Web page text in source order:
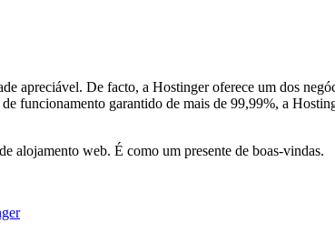
apreciável. De facto, a Hostinger oferece um dos
funcionamento garantido de mais de 99,99%, a
alojamento web. É como um presente de boas-vindas.